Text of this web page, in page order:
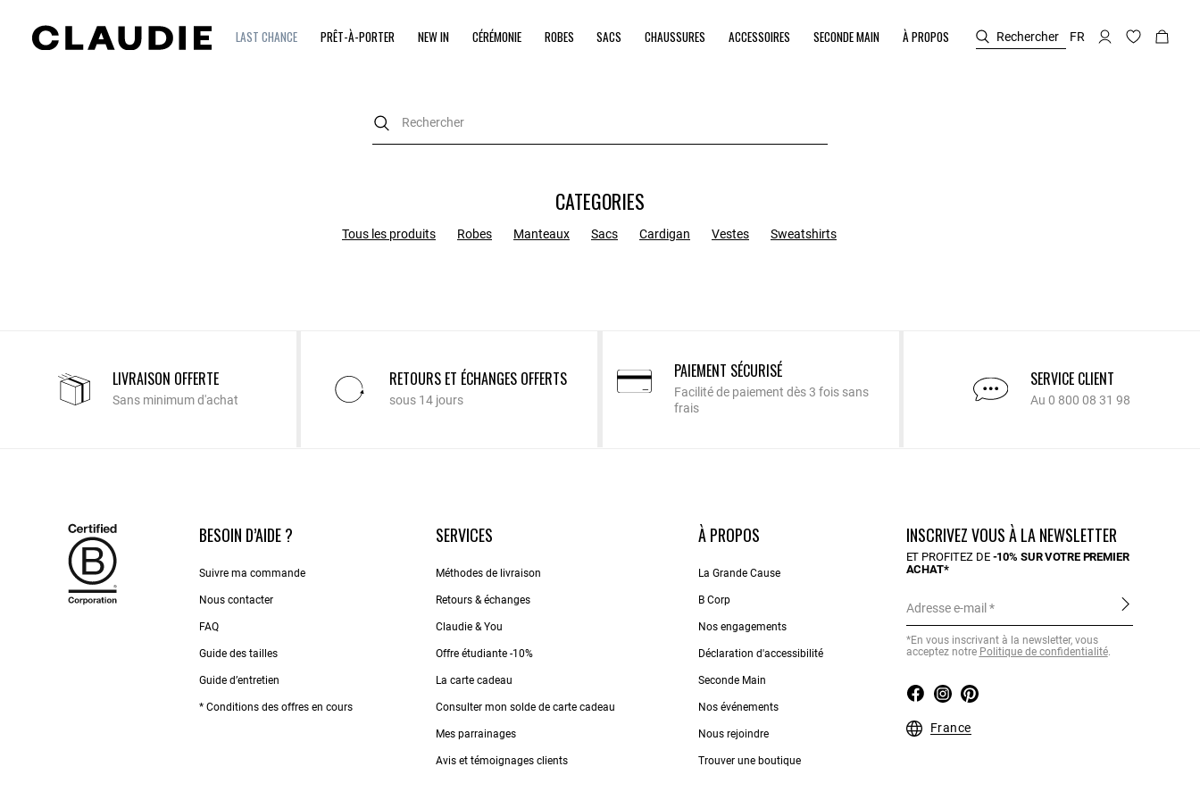
LAST CHANCE PRÊT-À-PORTER NEW IN CÉRÉMONIE ROBES SACS CHAUSSURES ACCESSOIRES SECONDE MAIN À PROPOS Rechercher FR
CATEGORIES
Tous les produits Robes Manteaux Sacs Cardigan Vestes Sweatshirts
LIVRAISON OFFERTE
Sans minimum d'achat
RETOURS ET ÉCHANGES OFFERTS
sous 14 jours
PAIEMENT SÉCURISÉ
Facilité de paiement dès 3 fois sans
frais
SERVICE CLIENT
Au 0 800 08 31 98
BESOIN D’AIDE ?
Suivre ma commande
Nous contacter
FAQ
Guide des tailles
Guide d’entretien
* Conditions des offres en cours
SERVICES
Méthodes de livraison
Retours & échanges
Claudie & You
Offre étudiante -10%
La carte cadeau
Consulter mon solde de carte cadeau
Mes parrainages
Avis et témoignages clients
À PROPOS
La Grande Cause
B Corp
Nos engagements
Déclaration d'accessibilité
Seconde Main
Nos événements
Nous rejoindre
Trouver une boutique
INSCRIVEZ VOUS À LA NEWSLETTER
ET PROFITEZ DE -10% SUR VOTRE PREMIER
ACHAT*
Adresse e-mail
*En vous inscrivant à la newsletter, vous
acceptez notre Politique de confidentialité.
France